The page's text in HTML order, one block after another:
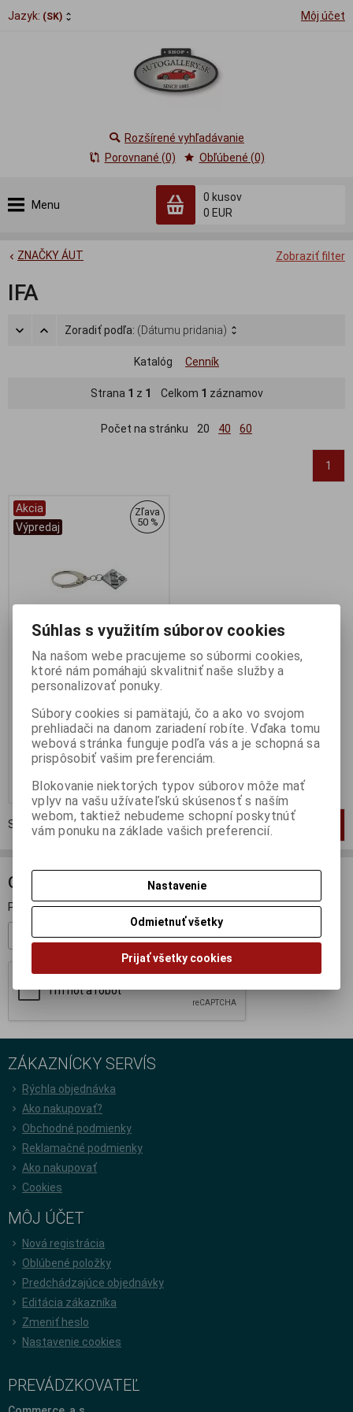
Jazyk: (SK) Môj účet
Menu
0 kusov
0 EUR
Rozšírené vyhľadávanie
Porovnané (0)
Obľúbené (0)
Zobraziť filter
ZNAČKY ÁUT
IFA
Zoradiť podľa: (Dátumu pridania)
Katalóg Cenník
Strana 1 z 1 Celkom 1 záznamov
Počet na stránku 20 40 60
1
Akcia
Výpredaj
Zľava
50 %
IFA KEYRING/IFA PRIVESOK -
IXO - IST0K04
Katalógové číslo:IX-IST0K04
Skladom:20 ks
4,95 EUR9,95 EUR
Pridať do košíka
Strana1z1Celkom1 záznamov
ODBER NOVINIEK
Prihláste sa k odberu noviniek
Registrovať
ZÁKAZNÍCKY SERVÍS
Rýchla objednávka
Ako nakupovať?
Obchodné podmienky
Reklamačné podmienky
Ako nakupovať
Cookies
MÔJ ÚČET
Nová registrácia
Oblúbené položky
Predchádzajúce objednávky
Editácia zákazníka
Zmeniť heslo
Nastavenie cookies
PREVÁDZKOVATEĽ
Súhlas s využitím súborov cookies
Na našom webe pracujeme so súbormi cookies,
ktoré nám pomáhajú skvalitniť naše služby a
personalizovať ponuky.
Súbory cookies si pamätajú, čo a ako vo svojom
prehliadači na danom zariadení robíte. Vďaka tomu
webová stránka funguje podľa vás a je schopná sa
prispôsobiť vašim preferenciám.
Blokovanie niektorých typov súborov môže mať
vplyv na vašu užívateľskú skúsenosť s naším
webom, taktiež nebudeme schopní poskytnúť
vám ponuku na základe vašich preferencií.
Nastavenie
Odmietnuť všetky
Prijať všetky cookies